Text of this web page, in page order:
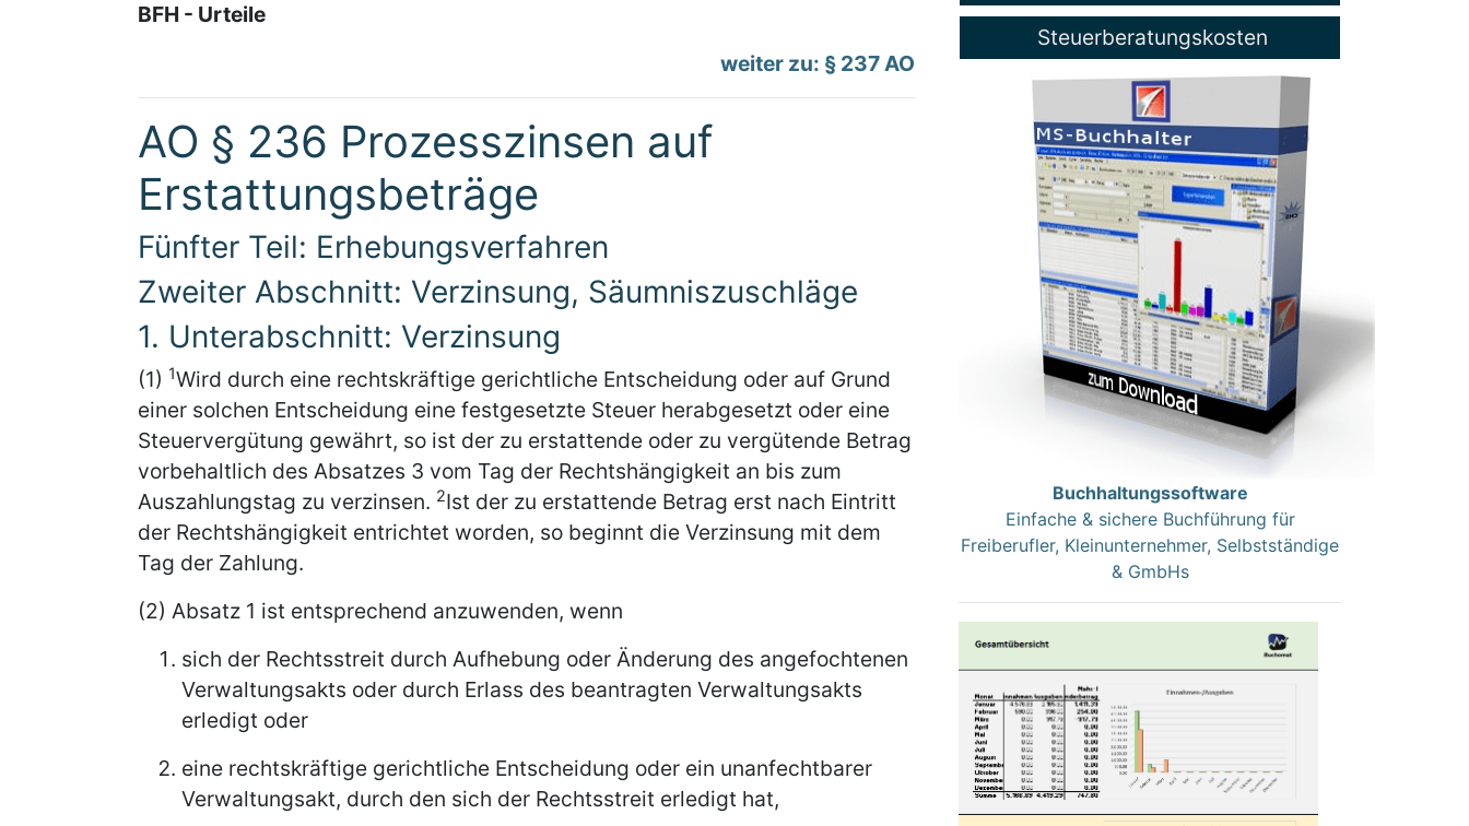
BFH - Urteile
weiter zu: § 237 AO
AO § 236 Prozesszinsen auf
Erstattungsbeträge
Fünfter Teil: Erhebungsverfahren
Zweiter Abschnitt: Verzinsung, Säumniszuschläge
1. Unterabschnitt: Verzinsung
(1) 1Wird durch eine rechtskräftige gerichtliche Entscheidung oder auf Grund
einer solchen Entscheidung eine festgesetzte Steuer herabgesetzt oder eine
Steuervergütung gewährt, so ist der zu erstattende oder zu vergütende Betrag
vorbehaltlich des Absatzes 3 vom Tag der Rechtshängigkeit an bis zum
Auszahlungstag zu verzinsen. 2Ist der zu erstattende Betrag erst nach Eintritt
der Rechtshängigkeit entrichtet worden, so beginnt die Verzinsung mit dem
Tag der Zahlung.
(2) Absatz 1 ist entsprechend anzuwenden, wenn
sich der Rechtsstreit durch Aufhebung oder Änderung des angefochtenen
Verwaltungsakts oder durch Erlass des beantragten Verwaltungsakts
erledigt oder
eine rechtskräftige gerichtliche Entscheidung oder ein unanfechtbarer
Verwaltungsakt, durch den sich der Rechtsstreit erledigt hat,
Steuerberatungskosten
Buchhaltungssoftware
Einfache & sichere Buchführung für
Freiberufler, Kleinunternehmer, Selbstständige
& GmbHs